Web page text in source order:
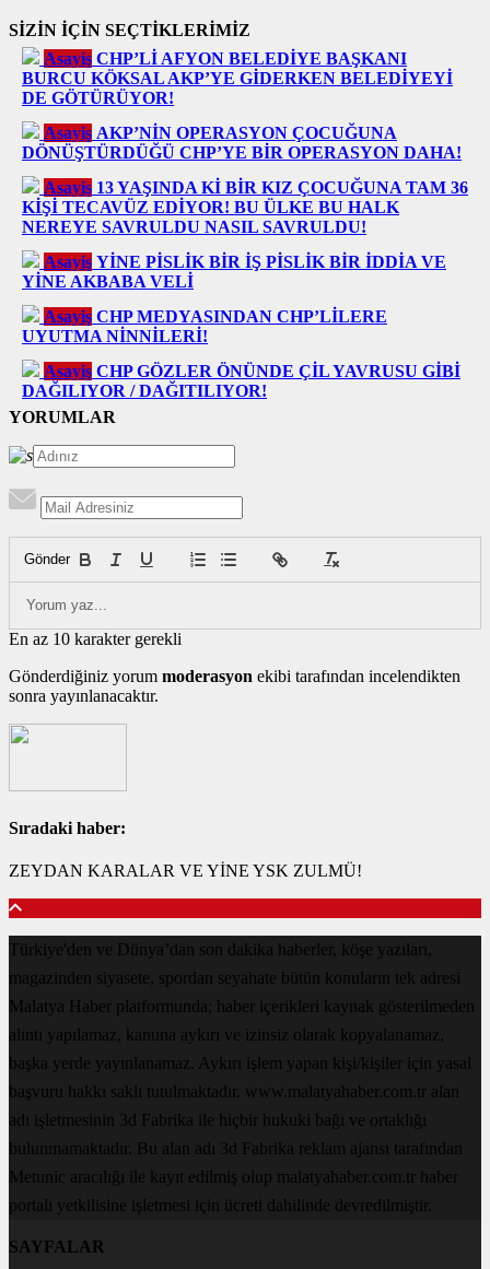
SİZİN İÇİN SEÇTİKLERİMİZ
Asayiş CHP’Lİ AFYON BELEDİYE BAŞKANI
BURCU KÖKSAL AKP’YE GİDERKEN BELEDİYEYİ
DE GÖTÜRÜYOR!
Asayiş AKP’NİN OPERASYON ÇOCUĞUNA
DÖNÜŞTÜRDÜĞÜ CHP’YE BİR OPERASYON DAHA!
Asayiş 13 YAŞINDA Kİ BİR KIZ ÇOCUĞUNA TAM 36
KİŞİ TECAVÜZ EDİYOR! BU ÜLKE BU HALK
NEREYE SAVRULDU NASIL SAVRULDU!
Asayiş YİNE PİSLİK BİR İŞ PİSLİK BİR İDDİA VE
YİNE AKBABA VELİ
Asayiş CHP MEDYASINDAN CHP’LİLERE
UYUTMA NİNNİLERİ!
Asayiş CHP GÖZLER ÖNÜNDE ÇİL YAVRUSU GİBİ
DAĞILIYOR / DAĞITILIYOR!
YORUMLAR
Gönder
En az 10 karakter gerekli
Gönderdiğiniz yorum moderasyon ekibi tarafından incelendikten
sonra yayınlanacaktır.
Sıradaki haber:
ZEYDAN KARALAR VE YİNE YSK ZULMÜ!
Türkiye'den ve Dünya’dan son dakika haberler, köşe yazıları,
magazinden siyasete, spordan seyahate bütün konuların tek adresi
Malatya Haber platformunda; haber içerikleri kaynak gösterilmeden
alıntı yapılamaz, kanuna aykırı ve izinsiz olarak kopyalanamaz,
başka yerde yayınlanamaz. Aykırı işlem yapan kişi/kişiler için yasal
başvuru hakkı saklı tutulmaktadır. www.malatyahaber.com.tr alan
adı işletmesinin 3d Fabrika ile hiçbir hukuki bağı ve ortaklığı
bulunmamaktadır. Bu alan adı 3d Fabrika reklam ajansı tarafından
Metunic aracılığı ile kayıt edilmiş olup malatyahaber.com.tr haber
portalı yetkilisine işletmesi için ücreti dahilinde devredilmiştir.
SAYFALAR